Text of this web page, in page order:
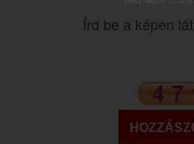
Írd be a képen